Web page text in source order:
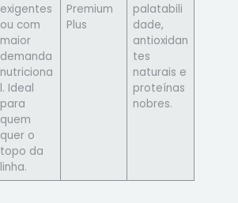
exigentes
ou com
maior
demanda
nutriciona
l. Ideal
para
quem
quer o
topo da
linha.
Premium
Plus
palatabili
dade,
antioxidan
tes
naturais e
proteínas
nobres.